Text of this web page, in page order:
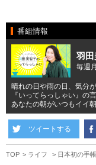
番組情報
羽
毎週
晴れの日や雨の日、気分
『いってらっしゃい』の
あなたの朝がいつもイイ
ツイートする
TOP ライフ 日本初の手